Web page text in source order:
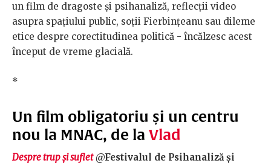
un film de dragoste și psihanaliză, reflecții video
asupra spațiului public, soții Fierbințeanu sau dileme
etice despre corectitudinea politică - încălzesc acest
început de vreme glacială.
*
Un film obligatoriu și un centru
nou la MNAC, de la Vlad
Despre trup și suflet@Festivalul de Psihanaliză și